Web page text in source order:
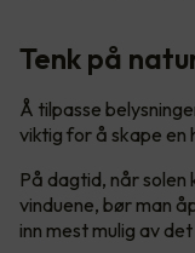
Tenk på
Å tilpasse
viktig for å skape
På dagtid, når
vinduene, bør man
inn mest mulig av